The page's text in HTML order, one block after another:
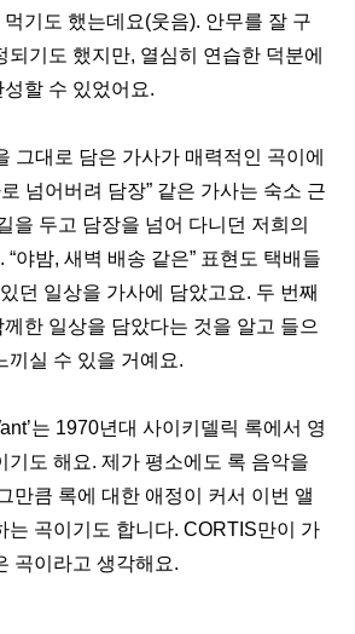
기도 했는데요(웃음). 안무를 잘 구
되기도 했지만, 열심히 연습한 덕분에
할 수 있었어요.
그대로 담은 가사가 매력적인 곡이에
넘어버려 담장” 같은 가사는 숙소 근
을 두고 담장을 넘어 다니던 저희의
야밤, 새벽 배송 같은” 표현도 택배들
던 일상을 가사에 담았고요. 두 번째
한 일상을 담았다는 것을 알고 들으
끼실 수 있을 거예요.
는 1970년대 사이키델릭 록에서 영
기도 해요. 제가 평소에도 록 음악을
만큼 록에 대한 애정이 커서 이번 앨
는 곡이기도 합니다. CORTIS만이 가
곡이라고 생각해요.